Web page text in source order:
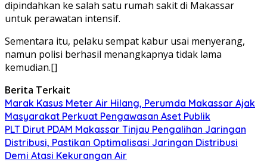
dipindahkan ke salah satu rumah sakit di Makassar
untuk perawatan intensif.
Sementara itu, pelaku sempat kabur usai menyerang,
namun polisi berhasil menangkapnya tidak lama
kemudian.[]
Berita Terkait
Marak Kasus Meter Air Hilang, Perumda Makassar Ajak
Masyarakat Perkuat Pengawasan Aset Publik
PLT Dirut PDAM Makassar Tinjau Pengalihan Jaringan
Distribusi, Pastikan Optimalisasi Jaringan Distribusi
Demi Atasi Kekurangan Air